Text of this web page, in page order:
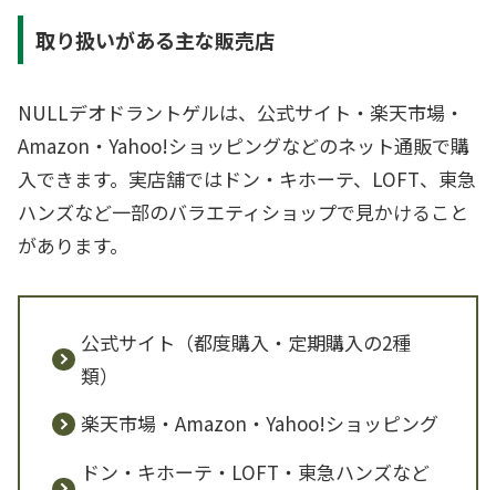
取り扱いがある主な販売店
NULLデオドラントゲルは、公式サイト・楽天市場・
Amazon・Yahoo!ショッピングなどのネット通販で購
入できます。実店舗ではドン・キホーテ、LOFT、東急
ハンズなど一部のバラエティショップで見かけること
があります。
公式サイト（都度購入・定期購入の2種
類）
楽天市場・Amazon・Yahoo!ショッピング
ドン・キホーテ・LOFT・東急ハンズなど